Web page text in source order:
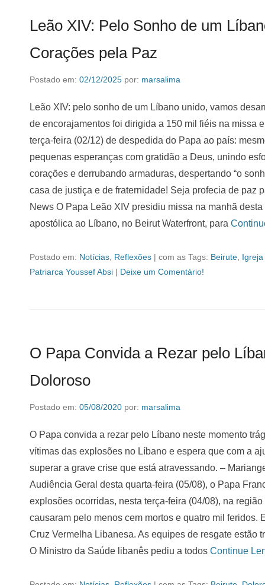
Leão XIV: Pelo Sonho de um
Corações pela Paz
Postado em: 02/12/2025 por: marsalima
Leão XIV: pelo sonho de um Líbano unido, vamos
de encorajamentos foi dirigida a 150 mil fiéis na missa
terça-feira (02/12) de despedida do Papa ao país:
pequenas esperanças com gratidão a Deus, unindo
corações e derrubando armaduras, despertando “o
casa de justiça e de fraternidade! Seja profecia de paz
News O Papa Leão XIV presidiu missa na manhã
apostólica ao Líbano, no Beirut Waterfront, para
Postado em: Notícias Reflexões | com as Tags: Beirute
Patriarca Youssef Absi | Deixe um Comentário!
O Papa Convida a Rezar pelo
Doloroso
Postado em: 05/08/2020 por: marsalima
O Papa convida a rezar pelo Líbano neste momento
vítimas das explosões no Líbano e espera que com a
superar a grave crise que está atravessando. –
Audiência Geral desta quarta-feira (05/08), o Papa
explosões ocorridas, nesta terça-feira (04/08), na
causaram pelo menos cem mortos e quatro mil
Cruz Vermelha Libanesa. As equipes de resgate estão
O Ministro da Saúde libanês pediu a todos Continue